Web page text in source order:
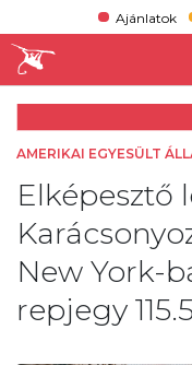
Ajánlatok
AMERIKAI EGYESÜLT
Elképesztő
New York-
repjegy